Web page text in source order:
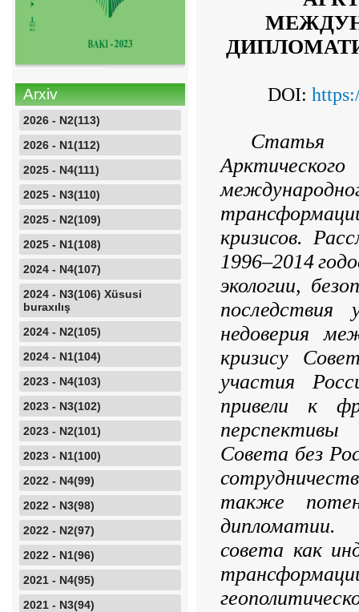
Arxiv
2026 - N2(113)
2026 - N1(112)
2025 - N4(111)
2025 - N3(110)
2025 - N2(109)
2025 - N1(108)
2024 - N4(107)
2024 - N3(106) Xüsusi
buraxılış
2024 - N2(105)
2024 - N1(104)
2023 - N4(103)
2023 - N3(102)
2023 - N2(101)
2023 - N1(100)
2022 - N4(99)
2022 - N3(98)
2022 - N2(97)
2022 - N1(96)
2021 - N4(95)
2021 - N3(94)
DOI:
Статья
кризисов.
1996–2014
экологии,
последствия
недоверия
кризису
участия
привели к
Совета без
также
дипломатии.
совета как